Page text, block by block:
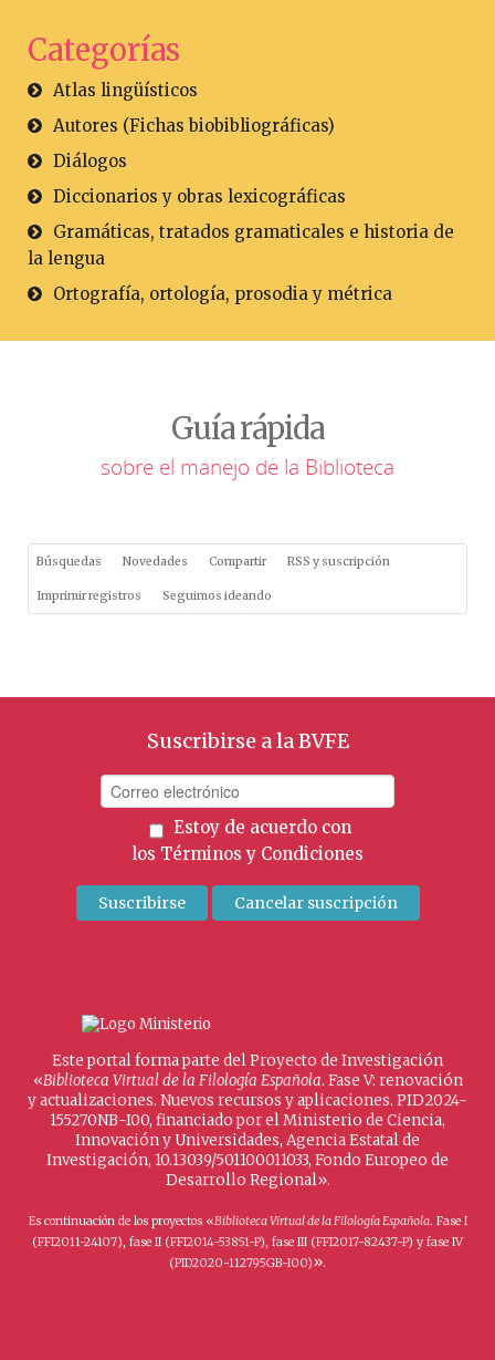
Categorías
Atlas lingüísticos
Autores (Fichas biobibliográficas)
Diálogos
Diccionarios y obras lexicográficas
Gramáticas, tratados gramaticales e historia de
la lengua
Ortografía, ortología, prosodia y métrica
Guía rápida
sobre el manejo de la Biblioteca
Búsquedas Novedades Compartir RSS y suscripción
Imprimir registros Seguimos ideando
Suscribirse a la BVFE
Estoy de acuerdo con
los Términos y Condiciones
Este portal forma parte del Proyecto de Investigación
«Biblioteca Virtual de la Filología Española. Fase V: renovación
y actualizaciones. Nuevos recursos y aplicaciones. PID2024-
155270NB-I00, financiado por el Ministerio de Ciencia,
Innovación y Universidades, Agencia Estatal de
Investigación, 10.13039/501100011033, Fondo Europeo de
Desarrollo Regional».
Es continuación de los proyectos «Biblioteca Virtual de la Filología Española. Fase I
(FFI2011-24107), fase II (FFI2014-53851-P), fase III (FFI2017-82437-P) y fase IV
(PID2020-112795GB-I00)».